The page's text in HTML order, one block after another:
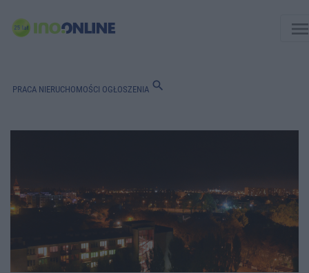
PRACA NIERUCHOMOŚCI OGŁOSZENIA search